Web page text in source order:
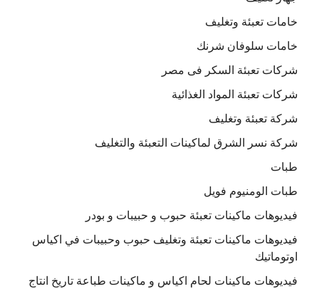
خامات تعبئة وتغليف
خامات سلوفان شرنك
شركات تعبئة السكر فى مصر
شركات تعبئة المواد الغذائية
شركة تعبئة وتغليف
شركة نسر الشرق لماكينات التعبئة والتغليف
طبات
طبات الومنيوم فويل
فيديوهات ماكينات تعبئة حبوب و حبيبات و بودر
فيديوهات ماكينات تعبئة وتغليف حبوب وحبيبات في اكياس
اوتوماتيك
فيديوهات ماكينات لحام اكياس و ماكينات طباعة تاريخ انتاج